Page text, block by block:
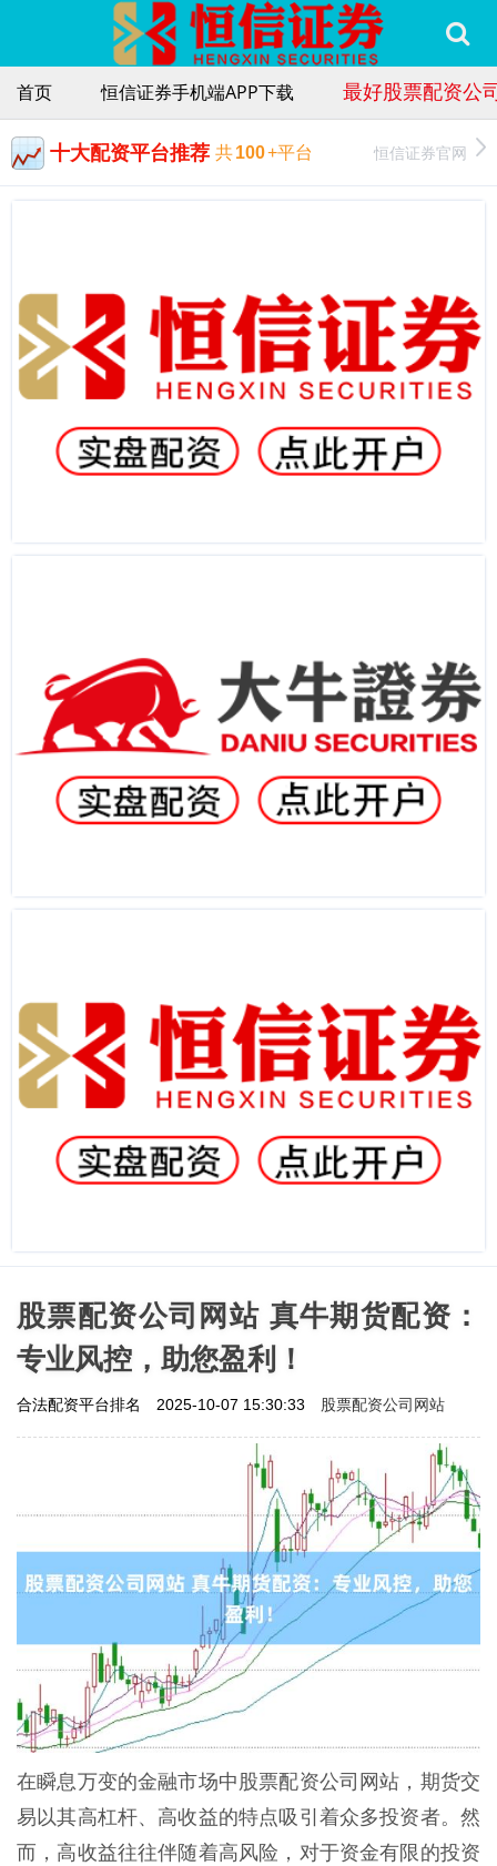
首页 恒信证券手机端APP下载 最好股票配资公
十大配资平台推荐 共100+平台 恒信证券官网
股票配资公司网站 真牛期货配资：
专业风控，助您盈利！
合法配资平台排名 2025-10-07 15:30:33 股票配资公司网站
在瞬息万变的金融市场中股票配资公司网站，期货交
易以其高杠杆、高收益的特点吸引着众多投资者。然
而，高收益往往伴随着高风险，对于资金有限的投资